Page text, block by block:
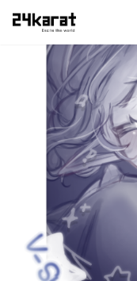
琥荷イル ﾃﾞｼﾞﾀﾙﾁｪｷ②